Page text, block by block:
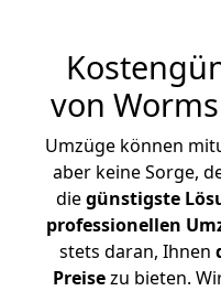
von
Umzüge können
aber keine Sorge,
diegünstigste
professionellen
stets daran, Ihnen
Preisezu bieten.